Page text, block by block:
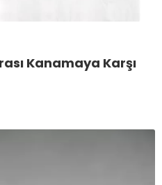
Kanamaya Karşı